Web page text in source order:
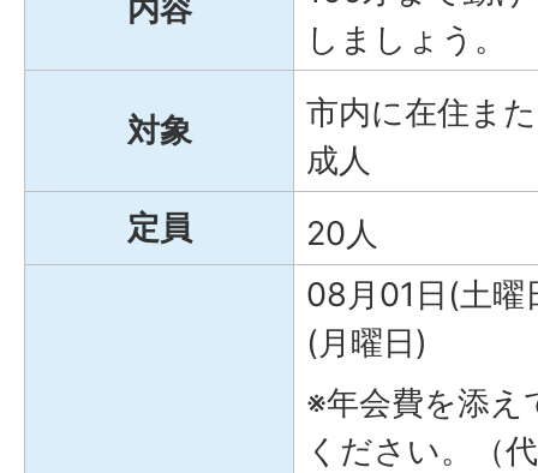
内容
しましょう。
対象
市内に在住ま
成人
定員
20人
08月01日(土
(月曜日)
※年会費を添え
ください。（